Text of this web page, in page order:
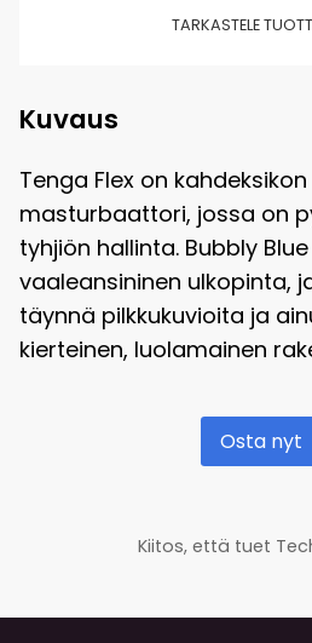
TARKASTELE
Kuvaus
Tenga Flex on
masturbaattori, jossa on
tyhjiön hallinta. Bubbly
vaaleansininen ulkopinta,
täynnä pilkkukuvioita ja
kierteinen, luolamainen
Osta nyt
Kiitos, että tuet